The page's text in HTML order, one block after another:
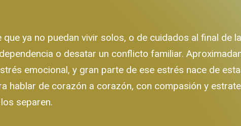
ya no puedan vivir solos, o de cuidados al final de
o desatar un conflicto familiar.
emocional, y gran parte de ese estrés nace de
hablar de corazón a corazón, con compasión y
separen.